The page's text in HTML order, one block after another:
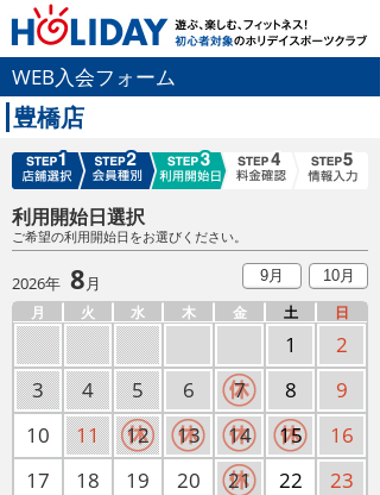
WEB入会フォーム
豊橋店
利用開始日選択
ご希望の利用開始日をお選びください。
2026年 8月 9月 10月
月 火 水 木 金 土 日
1
2
3
4 5 6 7 8
9
10
11 12 13 14 15
16
17
18 19 20 21 22
23